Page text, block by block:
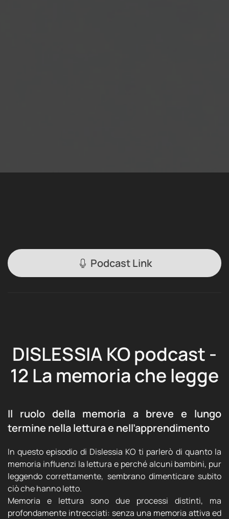
Podcast Link
DISLESSIA KO podcast -
12 La memoria che legge
Il ruolo della memoria a breve e lungo
termine nella lettura e nell’apprendimento
In questo episodio di Dislessia KO ti parlerò di quanto la
memoria influenzi la lettura e perché alcuni bambini, pur
leggendo correttamente, sembrano dimenticare subito
ciò che hanno letto.
Memoria e lettura sono due processi distinti, ma
profondamente intrecciati: senza una memoria attiva ed